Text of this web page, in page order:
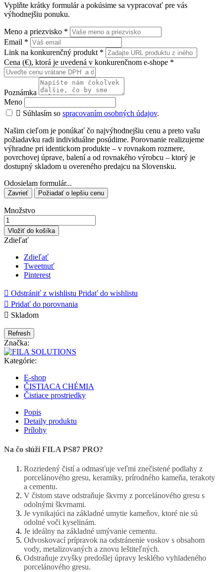
Vyplňte krátky formulár a pokúsime sa vypracovať pre vás
výhodnejšiu ponuku.
Meno a priezvisko *
Email *
Link na konkurenčný produkt *
Cena (€), ktorá je uvedená v konkurenčnom e-shope *
Poznámka
Meno
 Súhlasím so spracovaním osobných údajov.
Našim cieľom je ponúkať čo najvýhodnejšiu cenu a preto vašu
požiadavku radi individuálne posúdime. Porovnanie realizujeme
výhradne pri identickom produkte – v rovnakom rozmere,
povrchovej úprave, balení a od rovnakého výrobcu – ktorý je
dostupný skladom u overeného predajcu na Slovensku.
Odosielam formulár...
Zavrieť Požiadať o lepšiu cenu
Množstvo
Vložiť do košíka
Zdieľať
Zdieľať
Tweetnuť
Pinterest
 Odstrániť z wishlistu Pridať do wishlistu
 Pridať do porovnania
 Skladom
Značka:
Kategórie:
E-shop
ČISTIACA CHÉMIA
Čistiace prostriedky
Popis
Detaily produktu
Prílohy
Na čo slúži FILA PS87 PRO?
Rozriedený čistí a odmasťuje veľmi znečistené podlahy z
porcelánového gresu, keramiky, prírodného kameňa, terakoty
a cementu.
V čistom stave odstraňuje škvrny z porcelánového gresu s
odolnými škvrnami.
Je vynikajúci na základné umytie kameňov, ktoré nie sú
odolné voči kyselinám.
Je ideálny na základné umývanie cementu.
Odvoskovací prípravok na odstránenie voskov s obsahom
vody, metalizovaných a znovu leštiteľných.
Odstraňuje zvyšky predošlej úpravy lesklého vyhladeného
porcelánového gresu.